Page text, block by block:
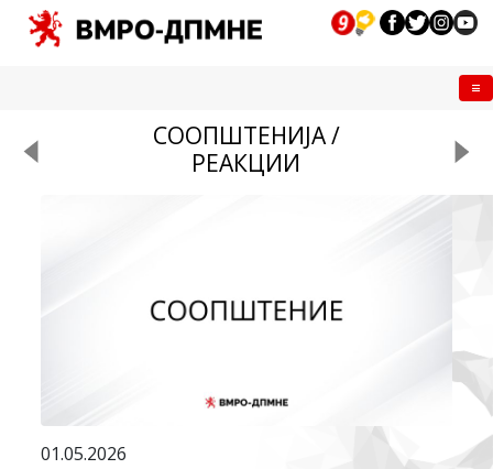
СООПШТЕНИЈА /
РЕАКЦИИ
01.05.2026